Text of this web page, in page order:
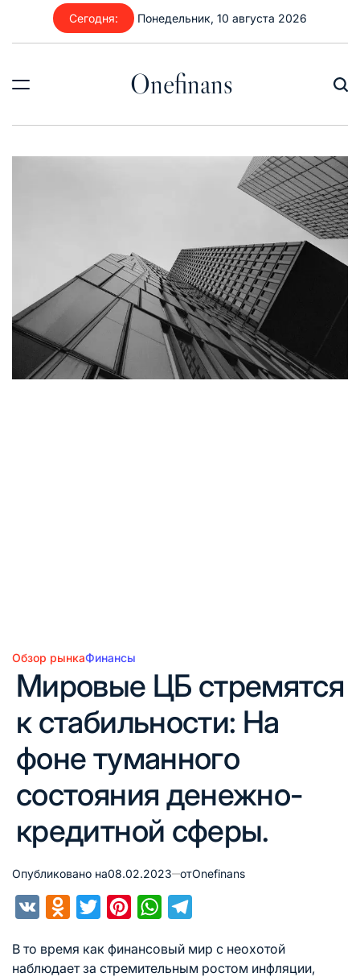
содержимому
Сегодня: Понедельник, 10 августа 2026
Onefinans
Опубликовано
Обзор рынкаФинансы
Мировые ЦБ стремятся
к стабильности: На
фоне туманного
состояния денежно-
кредитной сферы.
Опубликовано на08.02.2023 отOnefinans
VK Odnoklassniki
TwitterPinterestWhatsApp
В то время как финансовый мир с неохотой
наблюдает за стремительным ростом инфляции,